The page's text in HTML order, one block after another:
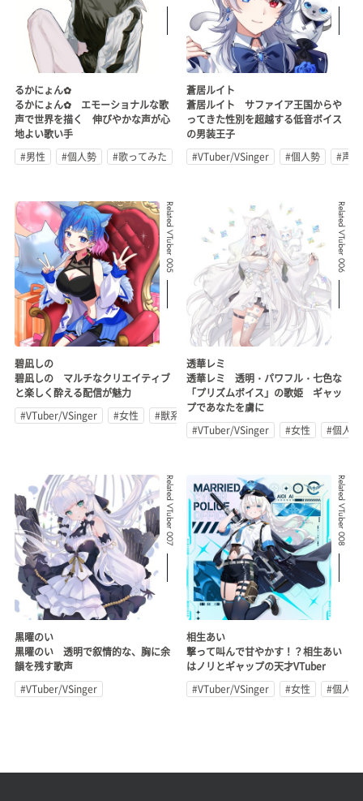
るかにょん✿
るかにょん✿ エモーショナルな歌
声で世界を描く 伸びやかな声が心
地よい歌い手
#男性
#個人勢 #歌ってみた
蒼居ルイト
蒼居ルイト サファイア王国からや
ってきた性別を超越する低音ボイス
の男装王子
#VTuber/VSinger
#個人勢 #声優
Related VTuber 005
碧凪しの
碧凪しの マルチなクリエイティブ
と楽しく酔える配信が魅力
#VTuber/VSinger
#女性 #獣系
Related VTuber 006
透華レミ
透華レミ 透明・パワフル・七色な
「プリズムボイス」の歌姫 ギャッ
プであなたを虜に
#VTuber/VSinger
#女性 #個人勢
Related VTuber 007
黒曜のい
黒曜のい 透明で叙情的な、胸に余
韻を残す歌声
#VTuber/VSinger
Related VTuber 008
相生あい
撃って叫んで甘やかす！？相生あい
はノリとギャップの天才VTuber
#VTuber/VSinger
#女性 #個人勢